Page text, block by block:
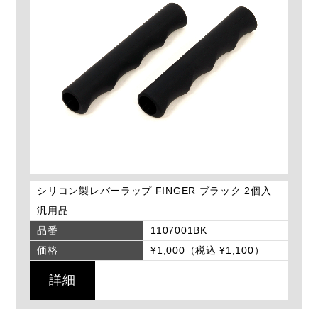
シリコン製レバーラップ FINGER ブラック 2個入
汎用品
品番
1107001BK
価格
¥1,000（税込 ¥1,100）
詳細